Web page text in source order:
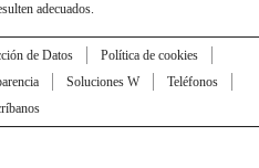
adecuados.
de Datos
Política de cookies
Soluciones W
Teléfonos